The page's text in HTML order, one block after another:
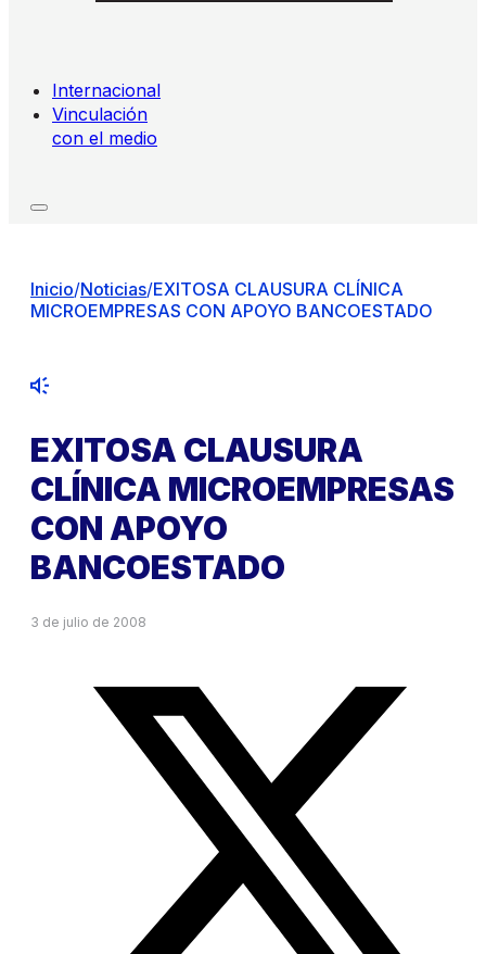
Internacional
Vinculación
con el medio
Inicio/Noticias/EXITOSA CLAUSURA CLÍNICA
MICROEMPRESAS CON APOYO BANCOESTADO
EXITOSA CLAUSURA
CLÍNICA MICROEMPRESAS
CON APOYO
BANCOESTADO
3 de julio de 2008